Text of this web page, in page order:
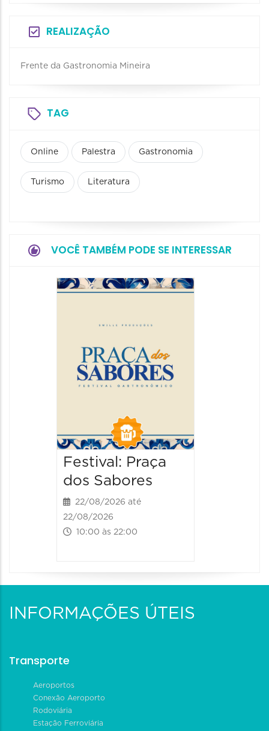
REALIZAÇÃO
Frente da Gastronomia Mineira
TAG
Online Palestra Gastronomia
Turismo Literatura
VOCÊ TAMBÉM PODE SE INTERESSAR
Festival: Praça
dos Sabores
22/08/2026 até
22/08/2026
10:00 às 22:00
INFORMAÇÕES ÚTEIS
Transporte
Aeroportos
Conexão Aeroporto
Rodoviária
Estação Ferroviária